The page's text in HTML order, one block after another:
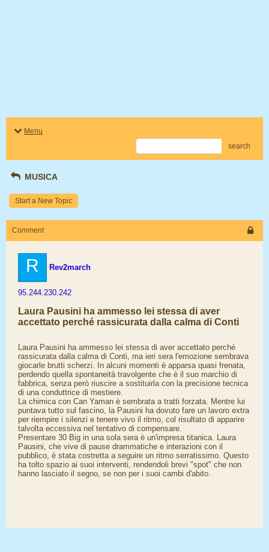
Menu
search
MUSICA
Start a New Topic
Comment
R Rev2march
95.244.230.242
Laura Pausini ha ammesso lei stessa di aver
accettato perché rassicurata dalla calma di Conti
Laura Pausini ha ammesso lei stessa di aver accettato perché
rassicurata dalla calma di Conti, ma ieri sera l'emozione sembrava
giocarle brutti scherzi. In alcuni momenti è apparsa quasi frenata,
perdendo quella spontaneità travolgente che è il suo marchio di
fabbrica, senza però riuscire a sostituirla con la precisione tecnica
di una conduttrice di mestiere.
La chimica con Can Yaman è sembrata a tratti forzata. Mentre lui
puntava tutto sul fascino, la Pausini ha dovuto fare un lavoro extra
per riempire i silenzi e tenere vivo il ritmo, col risultato di apparire
talvolta eccessiva nel tentativo di compensare.
Presentare 30 Big in una sola sera è un'impresa titanica. Laura
Pausini, che vive di pause drammatiche e interazioni con il
pubblico, è stata costretta a seguire un ritmo serratissimo. Questo
ha tolto spazio ai suoi interventi, rendendoli brevi "spot" che non
hanno lasciato il segno, se non per i suoi cambi d'abito.